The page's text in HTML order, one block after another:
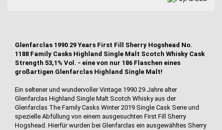
Glenfarclas 1990 29 Years First Fill Sherry Hogshead No.
1188 Family Casks Highland Single Malt Scotch Whisky Cask
Strength 53,1% Vol. - eine von nur 186 Flaschen eines
großartigen Glenfarclas Highland Single Malt!
Ein seltener und wundervoller Vintage 1990 29 Jahre alter
Glenfarclas Highland Single Malt Scotch Whisky aus der
Glenfarclas The Family Casks Winter 2019 Single Cask Serie und
spezielle Abfüllung von einem ausgesuchten First Fill Sherry
Hogshead. Hierfür wurden bei Glenfarclas ein ausgewähltes Sherry